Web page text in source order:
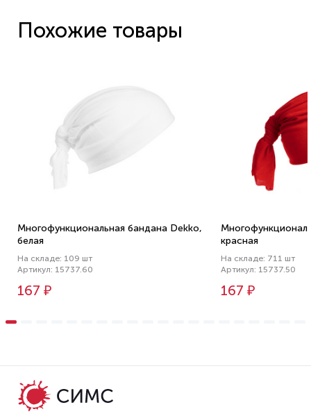
Похожие товары
Многофункциональная бандана Dekko,
белая
На складе: 109 шт
Артикул: 15737.60
167 ₽
красная
На складе: 711 шт
Артикул: 15737.50
167 ₽